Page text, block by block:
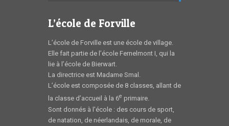
L’école de Forville
L’école de Forville est une école de village.
Elle fait partie de l’école Fernelmont I, qui la
lie à l’école de Bierwart.
La directrice est Madame Smal.
L’école est composée de 8 classes, allant de
la classe d’accueil à la 6e primaire.
Sont donnés à l'école : des cours de sport,
de natation, de néerlandais, de morale, de